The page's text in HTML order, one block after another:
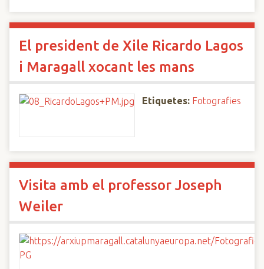
El president de Xile Ricardo Lagos
i Maragall xocant les mans
Etiquetes: Fotografies
Visita amb el professor Joseph
Weiler